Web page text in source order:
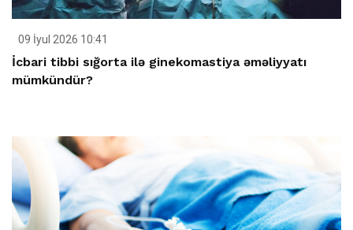
09 İyul 2026 10:41
İcbari tibbi sığorta ilə ginekomastiya əməliyyatı
mümkündür?